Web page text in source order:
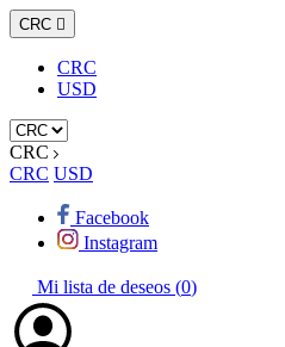
CRC 
CRC
USD
CRC
CRC USD
Facebook
Instagram
Mi lista de deseos (0)